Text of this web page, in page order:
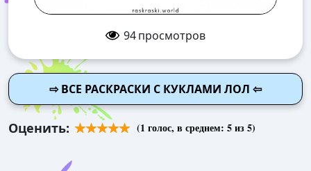
94просмотров
⇨ ВСЕ РАСКРАСКИ С КУКЛАМИ ЛОЛ ⇦
Оценить: (1 голос, в среднем: 5из 5)